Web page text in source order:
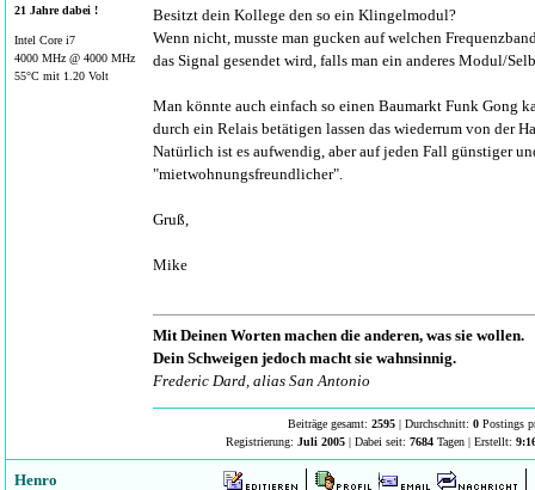
21 Jahre dabei !
Intel Core i7
4000 MHz @ 4000 MHz
55°C mit 1.20 Volt
Besitzt dein Kollege den so ein Klingelmodul?
Wenn nicht, musste man gucken auf welchen
das Signal gesendet wird, falls man ein anderes Modul/
Man könnte auch einfach so einen Baumarkt Funk Gong
durch ein Relais betätigen lassen das wiederrum von der
Natürlich ist es aufwendig, aber auf jeden Fall günstiger
"mietwohnungsfreundlicher".
Gruß,
Mike
Mit Deinen Worten machen die anderen, was sie wollen.
Dein Schweigen jedoch macht sie wahnsinnig.
Frederic Dard, alias San Antonio
Beiträge gesamt: 2595| Durchschnitt: 0Postings
Registrierung: Juli 2005 | Dabei seit: 7684 Tagen | Erstellt:
Henro